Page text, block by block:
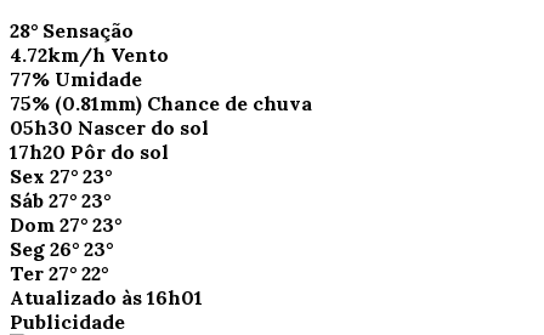
28° Sensação
4.72km/h Vento
77% Umidade
75% (0.81mm) Chance de chuva
05h30 Nascer do sol
17h20 Pôr do sol
Sex 27° 23°
Sáb 27° 23°
Dom 27° 23°
Seg 26° 23°
Ter 27° 22°
Atualizado às 16h01
Publicidade